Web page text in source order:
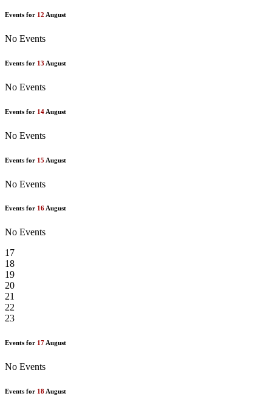
Events for 12 August
No Events
Events for 13 August
No Events
Events for 14 August
No Events
Events for 15 August
No Events
Events for 16August
No Events
17
18
19
20
21
22
23
Events for 17August
No Events
Events for 18 August